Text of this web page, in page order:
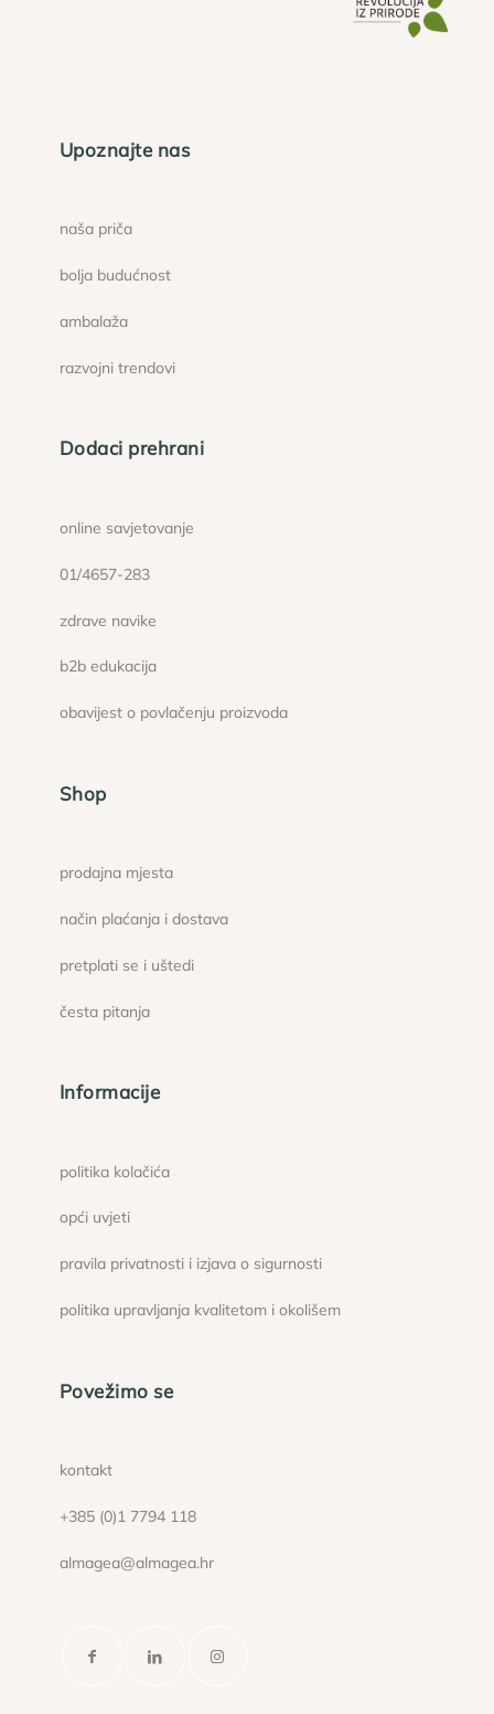
Upoznajte nas
naša priča
bolja budućnost
ambalaža
razvojni trendovi
Dodaci prehrani
online savjetovanje
01/4657-283
zdrave navike
b2b edukacija
obavijest o povlačenju proizvoda
Shop
prodajna mjesta
način plaćanja i dostava
pretplati se i uštedi
česta pitanja
Informacije
politika kolačića
opći uvjeti
pravila privatnosti i izjava o sigurnosti
politika upravljanja kvalitetom i okolišem
Povežimo se
kontakt
+385 (0)1 7794 118
almagea@almagea.hr